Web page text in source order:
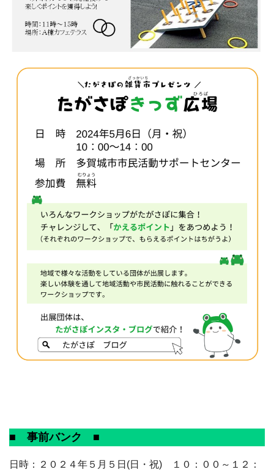
■ 事前バンク ■
日時：２０２４年５月５日(日・祝) １０：００～１２：